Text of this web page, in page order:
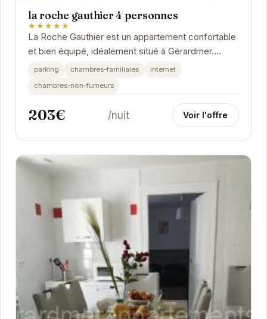
la roche gauthier 4 personnes
★★★★★
La Roche Gauthier est un appartement confortable
et bien équipé, idéalement situé à Gérardmer.
Proche des commerces et des activités, il offre...
parking chambres-familiales
internet
chambres-non-fumeurs
203€ /nuit Voir l'offre